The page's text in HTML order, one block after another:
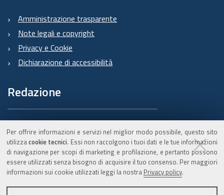
Per offrire informazioni e servizi nel miglior modo possibile, questo sito
utilizzacookie tecnici. Essi non raccolgono i tuoi dati e le tue informazioni
di navigazione per scopi di marketing e profilazione, e pertanto possono
essere utilizzati senza bisogno di acquisire il tuo consenso. Per maggiori
informazioni sui cookie utilizzati leggi la nostra Privacy policy.
Amministrazione trasparente
Note legali e copyright
Privacy e Cookie
Dichiarazione di accessibilità
Redazione
Informazioni sul Burert
e contatti
C.F. 800.625.903.79